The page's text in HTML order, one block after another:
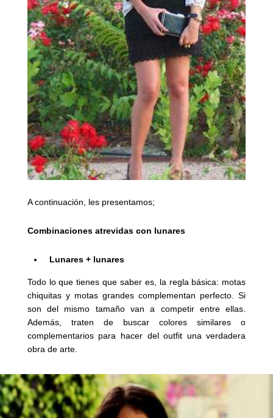
A continuación, les presentamos;
Combinaciones atrevidas con lunares
Lunares + lunares
Todo lo que tienes que saber es, la regla básica: motas
chiquitas y motas grandes complementan perfecto. Si
son del mismo tamaño van a competir entre ellas.
Además, traten de buscar colores similares o
complementarios para hacer del outfit una verdadera
obra de arte.